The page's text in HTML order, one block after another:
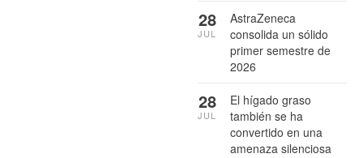
AstraZeneca
consolida un sólido
primer semestre de
2026
28
JUL
El hígado graso
también se ha
convertido en una
amenaza silenciosa
28
JUL